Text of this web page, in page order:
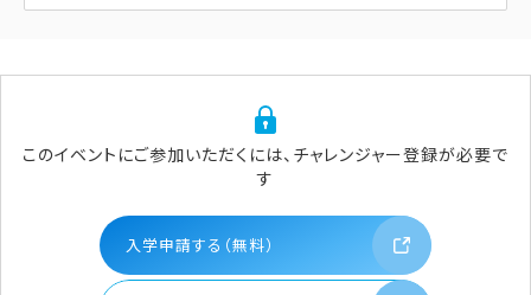
このイベントにご参加いただくには、チャレンジャー登録が必要で
す
入学申請する（無料）